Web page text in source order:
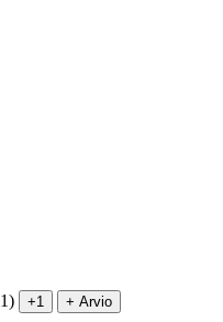
+1 + Arvio